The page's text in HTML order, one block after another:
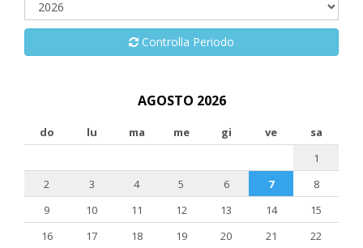
Controlla Periodo
AGOSTO 2026
do lu ma me gi ve
sa
1
2
3 4 5 6 7
8
9
10 11 12 13 14
15
16
17 18 19 20 21
22